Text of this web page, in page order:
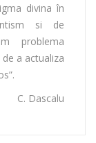
divina în
si de
problema
a actualiza
C. Dascalu